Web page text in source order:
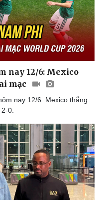
nay 12/6: Mexico
mạc
nay 12/6: Mexico thắng
0.